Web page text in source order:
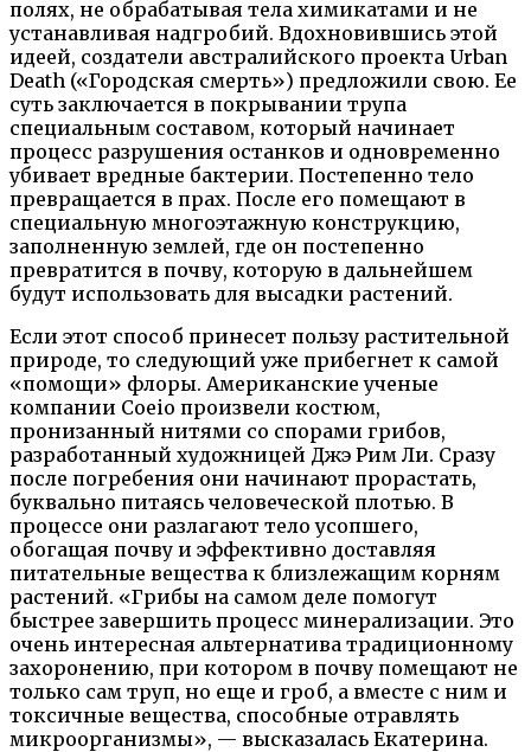
полях, не обрабатывая тела химикатами и не
устанавливая надгробий. Вдохновившись этой
идеей, создатели австралийского проекта Urban
Death («Городская смерть») предложили свою. Ее
суть заключается в покрывании трупа
специальным составом, который начинает
процесс разрушения останков и одновременно
убивает вредные бактерии. Постепенно тело
превращается в прах. После его помещают в
специальную многоэтажную конструкцию,
заполненную землей, где он постепенно
превратится в почву, которую в дальнейшем
будут использовать для высадки растений.
Если этот способ принесет пользу растительной
природе, то следующий уже прибегнет к самой
«помощи» флоры. Американские ученые
компании Coeio произвели костюм,
пронизанный нитями со спорами грибов,
разработанный художницей Джэ Рим Ли. Сразу
после погребения они начинают прорастать,
буквально питаясь человеческой плотью. В
процессе они разлагают тело усопшего,
обогащая почву и эффективно доставляя
питательные вещества к близлежащим корням
растений. «Грибы на самом деле помогут
быстрее завершить процесс минерализации. Это
очень интересная альтернатива традиционному
захоронению, при котором в почву помещают не
только сам труп, но еще и гроб, а вместе с ним и
токсичные вещества, способные отравлять
микроорганизмы», — высказалась Екатерина.